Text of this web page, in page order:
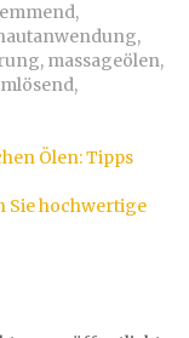
,
,
, massageölen,
,
Ölen: Tipps
Sie hochwertige